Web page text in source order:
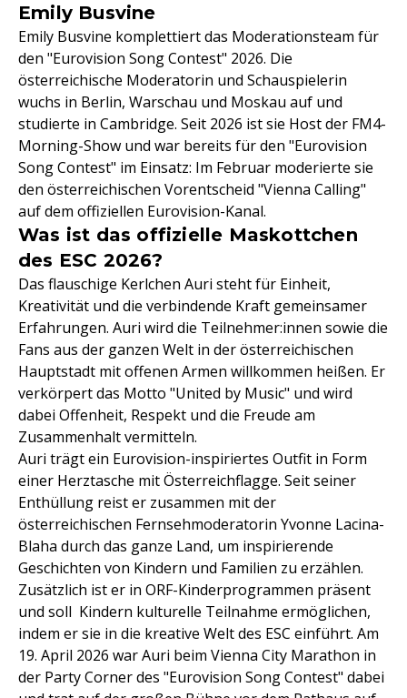
Emily Busvine
Emily Busvine komplettiert das Moderationsteam für
den "Eurovision Song Contest" 2026. Die
österreichische Moderatorin und Schauspielerin
wuchs in Berlin, Warschau und Moskau auf und
studierte in Cambridge. Seit 2026 ist sie Host der FM4-
Morning-Show und war bereits für den "Eurovision
Song Contest" im Einsatz: Im Februar moderierte sie
den österreichischen Vorentscheid "Vienna Calling"
auf dem offiziellen Eurovision-Kanal.
Was ist das offizielle Maskottchen
des ESC 2026?
Das flauschige Kerlchen Auri steht für Einheit,
Kreativität und die verbindende Kraft gemeinsamer
Erfahrungen. Auri wird die Teilnehmer:innen sowie die
Fans aus der ganzen Welt in der österreichischen
Hauptstadt mit offenen Armen willkommen heißen. Er
verkörpert das Motto "United by Music" und wird
dabei Offenheit, Respekt und die Freude am
Zusammenhalt vermitteln.
Auri trägt ein Eurovision-inspiriertes Outfit in Form
einer Herztasche mit Österreichflagge. Seit seiner
Enthüllung reist er zusammen mit der
österreichischen Fernsehmoderatorin Yvonne Lacina-
Blaha durch das ganze Land, um inspirierende
Geschichten von Kindern und Familien zu erzählen.
Zusätzlich ist er in ORF-Kinderprogrammen präsent
und soll Kindern kulturelle Teilnahme ermöglichen,
indem er sie in die kreative Welt des ESC einführt. Am
19. April 2026 war Auri beim Vienna City Marathon in
der Party Corner des "Eurovision Song Contest" dabei